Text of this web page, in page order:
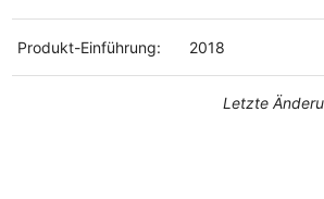
Produkt-Einführung: 2018
Letzte